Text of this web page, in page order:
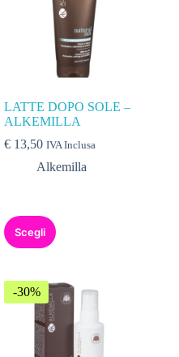
LATTE DOPO SOLE –
ALKEMILLA
€ 13,50 IVA Inclusa
Alkemilla
Scegli
-30%